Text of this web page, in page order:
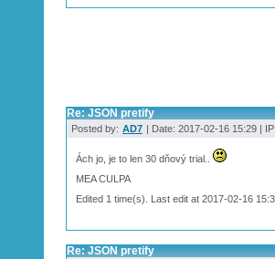
Re: JSON pretify
Posted by: AD7 | Date: 2017-02-16 15:29 |
Ách jo, je to len 30 dňový trial..
MEA CULPA
Edited 1 time(s). Last edit at 2017-02-16
Re: JSON pretify